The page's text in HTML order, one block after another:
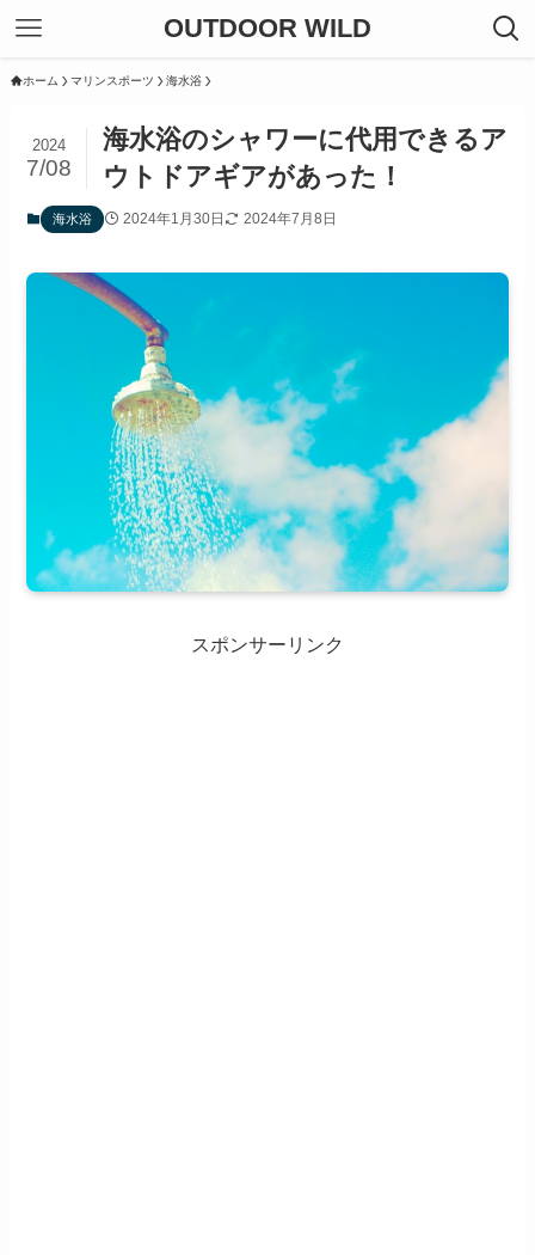
OUTDOOR WILD
ホーム マリンスポーツ 海水浴
海水浴のシャワーに代用できるア
ウトドアギアがあった！
2024
7/08
海水浴 2024年1月30日 2024年7月8日
スポンサーリンク